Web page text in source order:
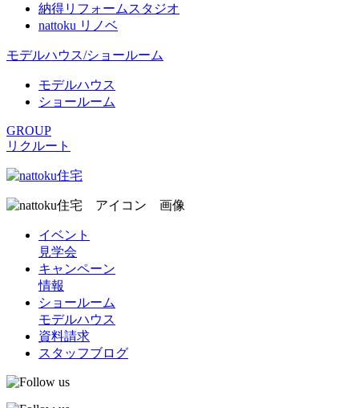
納得リフォームスタジオ
nattoku リノベ
モデルハウス/ショールーム
モデルハウス
ショールーム
GROUP
リクルート
イベント
見学会
キャンペーン
情報
ショールーム
モデルハウス
資料請求
スタッフブログ